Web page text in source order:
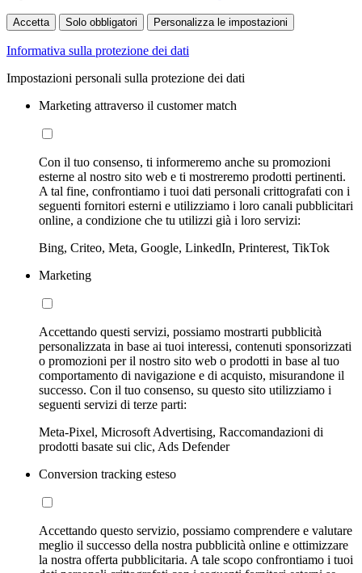
Accetta Solo obbligatori Personalizza le impostazioni
Informativa sulla protezione dei dati
Impostazioni personali sulla protezione dei dati
Marketing attraverso il customer match
Con il tuo consenso, ti informeremo anche su promozioni
esterne al nostro sito web e ti mostreremo prodotti pertinenti.
A tal fine, confrontiamo i tuoi dati personali crittografati con i
seguenti fornitori esterni e utilizziamo i loro canali pubblicitari
online, a condizione che tu utilizzi già i loro servizi:
Bing, Criteo, Meta, Google, LinkedIn, Printerest, TikTok
Marketing
Accettando questi servizi, possiamo mostrarti pubblicità
personalizzata in base ai tuoi interessi, contenuti sponsorizzati
o promozioni per il nostro sito web o prodotti in base al tuo
comportamento di navigazione e di acquisto, misurandone il
successo. Con il tuo consenso, su questo sito utilizziamo i
seguenti servizi di terze parti:
Meta-Pixel, Microsoft Advertising, Raccomandazioni di
prodotti basate sui clic, Ads Defender
Conversion tracking esteso
Accettando questo servizio, possiamo comprendere e valutare
meglio il successo della nostra pubblicità online e ottimizzare
la nostra offerta pubblicitaria. A tale scopo confrontiamo i tuoi